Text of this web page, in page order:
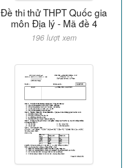
Đề thi thử THPT Quốc gia
môn Địa lý - Mã đề 4
196 lượt xem